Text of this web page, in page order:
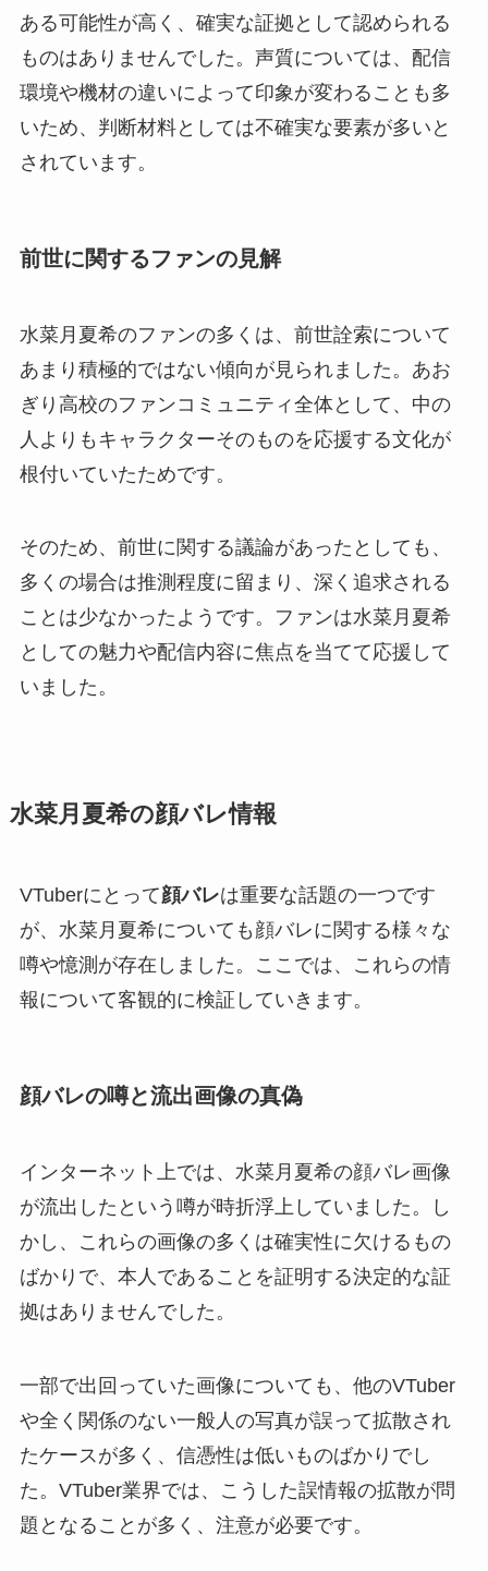
ある可能性が高く、確実な証拠として認められる
ものはありませんでした。声質については、配信
環境や機材の違いによって印象が変わることも多
いため、判断材料としては不確実な要素が多いと
されています。
前世に関するファンの見解
水菜月夏希のファンの多くは、前世詮索について
あまり積極的ではない傾向が見られました。あお
ぎり高校のファンコミュニティ全体として、中の
人よりもキャラクターそのものを応援する文化が
根付いていたためです。
そのため、前世に関する議論があったとしても、
多くの場合は推測程度に留まり、深く追求される
ことは少なかったようです。ファンは水菜月夏希
としての魅力や配信内容に焦点を当てて応援して
いました。
水菜月夏希の顔バレ情報
VTuberにとって顔バレは重要な話題の一つです
が、水菜月夏希についても顔バレに関する様々な
噂や憶測が存在しました。ここでは、これらの情
報について客観的に検証していきます。
顔バレの噂と流出画像の真偽
インターネット上では、水菜月夏希の顔バレ画像
が流出したという噂が時折浮上していました。し
かし、これらの画像の多くは確実性に欠けるもの
ばかりで、本人であることを証明する決定的な証
拠はありませんでした。
一部で出回っていた画像についても、他のVTuber
や全く関係のない一般人の写真が誤って拡散され
たケースが多く、信憑性は低いものばかりでし
た。VTuber業界では、こうした誤情報の拡散が問
題となることが多く、注意が必要です。